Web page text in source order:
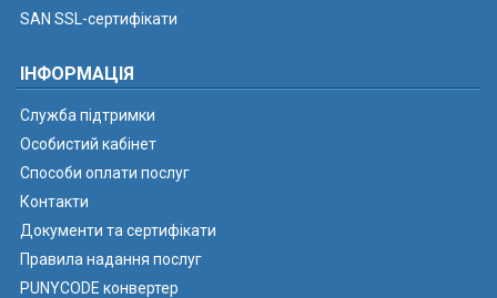
SAN SSL-сертифікати
ІНФОРМАЦІЯ
Служба підтримки
Особистий кабінет
Способи оплати послуг
Контакти
Документи та сертифікати
Правила надання послуг
PUNYCODE конвертер